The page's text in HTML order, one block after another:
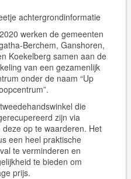
achtergrondinformatie
werken de gemeenten
Berchem, Ganshoren,
Koekelberg samen aan de
van een gezamenlijk
onder de naam “Up
die
zijn via
op te waarderen. Het
een heel praktische
te verminderen en
te bieden om
prijs.